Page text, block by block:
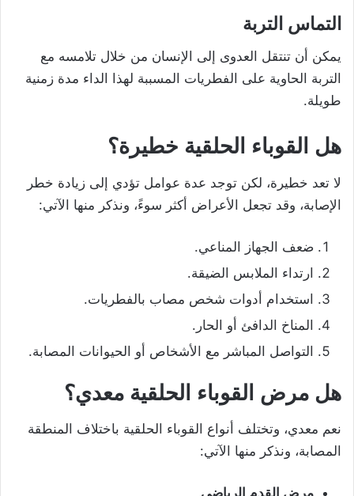
التماس التربة
يمكن أن تنتقل العدوى إلى الإنسان من خلال تلامسه مع
التربة الحاوية على الفطريات المسببة لهذا الداء مدة زمنية
طويلة.
هل القوباء الحلقية خطيرة؟
لا تعد خطيرة، لكن توجد عدة عوامل تؤدي إلى زيادة خطر
الإصابة، وقد تجعل الأعراض أكثر سوءً، ونذكر منها الآتي:
ضعف الجهاز المناعي.
ارتداء الملابس الضيقة.
استخدام أدوات شخص مصاب بالفطريات.
المناخ الدافئ أو الحار.
التواصل المباشر مع الأشخاص أو الحيوانات المصابة.
هل مرض القوباء الحلقية معدي؟
نعم معدي، وتختلف أنواع القوباء الحلقية باختلاف المنطقة
المصابة، ونذكر منها الآتي: